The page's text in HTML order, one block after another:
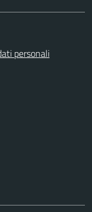
personali